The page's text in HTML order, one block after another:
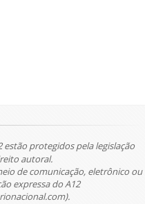
estão protegidos pela legislação
autoral.
de comunicação, eletrônico ou
expressa do A12